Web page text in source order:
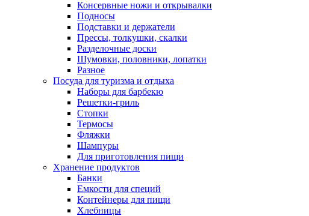
Консервные ножи и открывалки
Подносы
Подставки и держатели
Прессы, толкушки, скалки
Разделочные доски
Шумовки, половники, лопатки
Разное
Посуда для туризма и отдыха
Наборы для барбекю
Решетки-гриль
Стопки
Термосы
Фляжки
Шампуры
Для приготовления пищи
Хранение продуктов
Банки
Емкости для специй
Контейнеры для пищи
Хлебницы